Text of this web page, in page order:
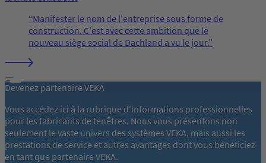
Manifester le nom de l'entreprise sous forme de
construction. C'est avec cette ambition que le
nouveau siège social de Dachland a vu le jour.
Devenez partenaire VEKA
Vous accédez ici à la rubrique d'informations professionnelles
pour les fabricants de fenêtres. Nous vous présentons non
seulement le vaste univers des systèmes VEKA, mais aussi les
prestations de service et autres avantages dont vous bénéficiez
en tant que partenaire VEKA.